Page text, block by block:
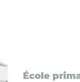
École